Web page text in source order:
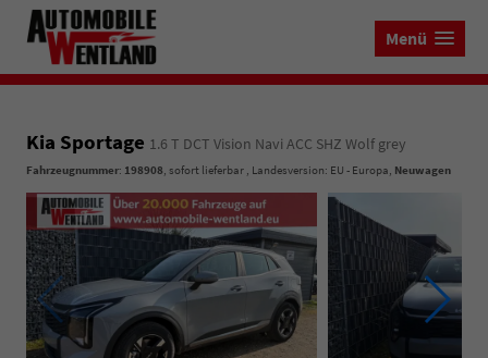
Menü
Kia Sportage 1.6 T DCT Vision Navi ACC SHZ Wolf grey
Fahrzeugnummer: 198908, sofort lieferbar , Landesversion: EU - Europa, Neuwagen